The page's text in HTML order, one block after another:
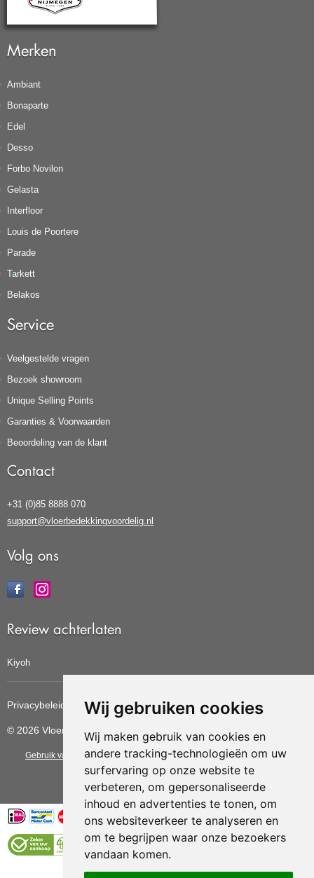
Wij gebruiken cookies
Wij maken gebruik van cookies en
andere tracking-technologieën om uw
surfervaring op onze website te
verbeteren, om gepersonaliseerde
inhoud en advertenties te tonen, om
ons websiteverkeer te analyseren en
om te begrijpen waar onze bezoekers
vandaan komen.
Merken
Ambiant
Bonaparte
Edel
Desso
Forbo Novilon
Gelasta
Interfloor
Louis de Poortere
Parade
Tarkett
Belakos
Service
Veelgestelde vragen
Bezoek showroom
Unique Selling Points
Garanties & Voorwaarden
Beoordeling van de klant
Contact
+31 (0)85 8888 070
support@vloerbedekkingvoordelig.nl
Volg ons
Review achterlaten
Kiyoh
Privacybeleid Cookiebeleid Update cookies voorkeuren
© 2026 Vloerbedekkingvoordelig
Gebruik van deze site betekent dat u dealgemene voorwaarden van CBW
Vloerenvoordelig.nl is een onderdeel van